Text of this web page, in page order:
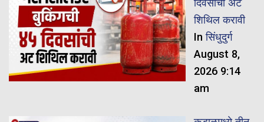
दिवसांची अट
शिथिल करावी
Inसिंधुदुर्ग
August 8,
2026 9:14
am